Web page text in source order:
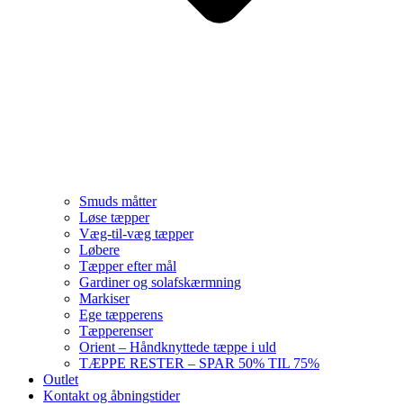
Smuds måtter
Løse tæpper
Væg-til-væg tæpper
Løbere
Tæpper efter mål
Gardiner og solafskærmning
Markiser
Ege tæpperens
Tæpperenser
Orient – Håndknyttede tæppe i uld
TÆPPE RESTER – SPAR 50% TIL 75%
Outlet
Kontakt og åbningstider